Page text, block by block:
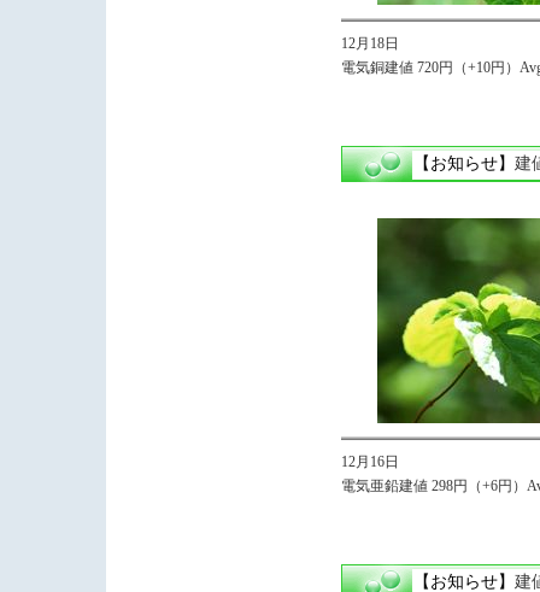
12月18日
電気銅建値 720円（+10円）
【お知らせ】 建
12月16日
電気亜鉛建値 298円（+6円）
【お知らせ】 建